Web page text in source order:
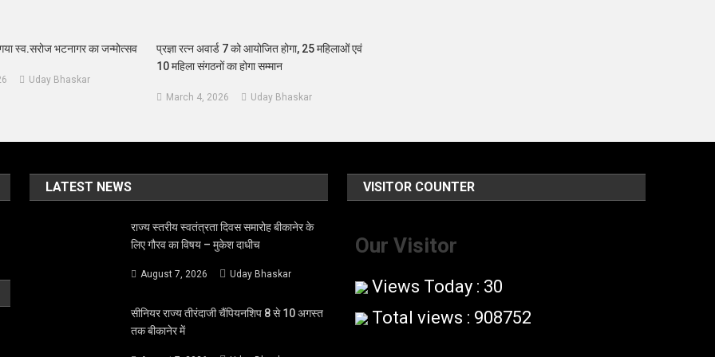
स्व.सरोज भटनागर का जन्मोत्सव
Uday Bhaskar
प्रज्ञा रत्न अवार्ड 7 को आयोजित होगा, 25 महिलाओं एवं
10 महिला संगठनों का होगा सम्मान
March 4, 2026 Uday Bhaskar
LATEST NEWS
राज्य स्तरीय स्वतंत्रता दिवस समारोह बीकानेर के
लिए गौरव का विषय – मुकेश दाधीच
August 7, 2026 Uday Bhaskar
सीनियर राज्य तीरंदाजी चैंपियनशिप 8 से 10 अगस्त
तक बीकानेर में
VISITOR COUNTER
Our Visitor
Views Today : 30
Total views : 908752